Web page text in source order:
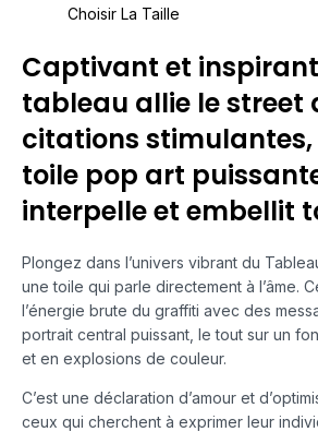
Choisir La Taille
Captivant et
tableau allie le street
citations
toile pop art
interpelle et embellit
Plongez dans l’univers vibrant du
une toile qui parle directement à l’âme.
l’énergie brute du graffiti avec des
portrait central puissant, le tout sur un
et en explosions de couleur.
C’est une déclaration d’amour et
ceux qui cherchent à exprimer leur